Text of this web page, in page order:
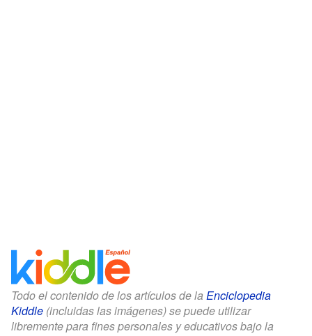
Todo el contenido de los artículos de la Enciclopedia
Kiddle (incluidas las imágenes) se puede utilizar
libremente para fines personales y educativos bajo la